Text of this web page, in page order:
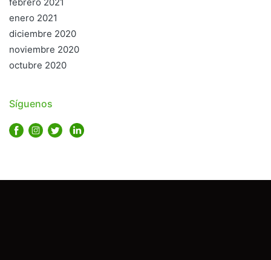
febrero 2021
enero 2021
diciembre 2020
noviembre 2020
octubre 2020
Síguenos